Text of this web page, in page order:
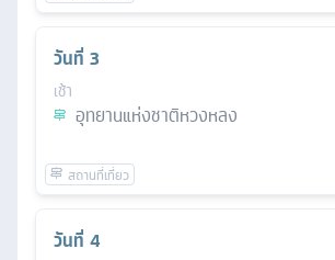
วันที่ 3
เช้า
อุทยานแห่งชาติหวงหลง
วันที่ 4